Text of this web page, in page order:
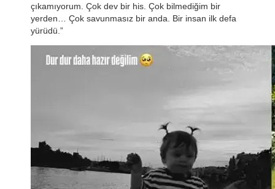
çıkamıyorum. Çok dev bir his. Çok bilmediğim bir
yerden… Çok savunmasız bir anda. Bir insan ilk defa
yürüdü.”